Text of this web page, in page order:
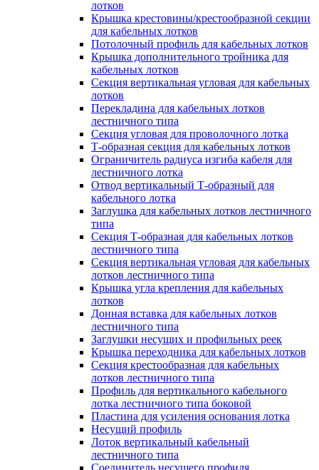
лотков
Крышка крестовины/крестообразной секции
для кабельных лотков
Потолочный профиль для кабельных лотков
Крышка дополнительного тройника для
кабельных лотков
Секция вертикальная угловая для кабельных
лотков
Перекладина для кабельных лотков
лестничного типа
Секция угловая для проволочного лотка
Т-образная секция для кабельных лотков
Ограничитель радиуса изгиба кабеля для
лестничного лотка
Отвод вертикальный Т-образный для
кабельного лотка
Заглушка для кабельных лотков лестничного
типа
Секция Т-образная для кабельных лотков
лестничного типа
Секция вертикальная угловая для кабельных
лотков лестничного типа
Крышка угла крепления для кабельных
лотков
Донная вставка для кабельных лотков
лестничного типа
Заглушки несущих и профильных реек
Крышка переходника для кабельных лотков
Секция крестообразная для кабельных
лотков лестничного типа
Профиль для вертикального кабельного
лотка лестничного типа боковой
Пластина для усиления основания лотка
Несущий профиль
Лоток вертикальный кабельный
лестничного типа
Соединитель несущего профиля